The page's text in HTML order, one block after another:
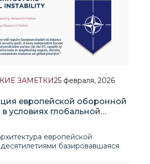
ЗАМЕТКИ25 февраля, 2026
европейской оборонной
условиях глобальной
европейской
базировавшаяся